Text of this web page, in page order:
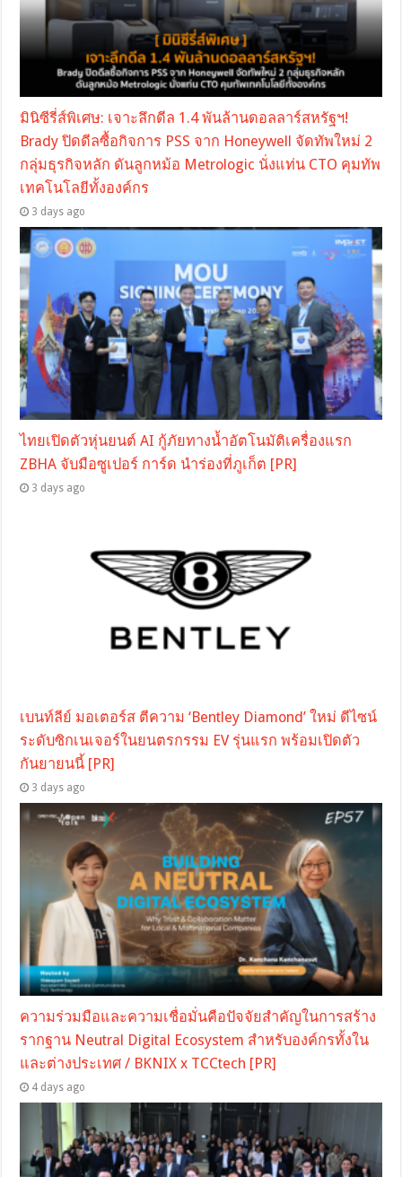
มินิซีรี่ส์พิเศษ: เจาะลึกดีล 1.4 พันล้านดอลลาร์สหรัฐฯ!
Brady ปิดดีลซื้อกิจการ PSS จาก Honeywell จัดทัพใหม่ 2
กลุ่มธุรกิจหลัก ดันลูกหม้อ Metrologic นั่งแท่น CTO คุมทัพ
เทคโนโลยีทั้งองค์กร
3 days ago
ไทยเปิดตัวหุ่นยนต์ AI กู้ภัยทางน้ำอัตโนมัติเครื่องแรก
ZBHA จับมือซูเปอร์ การ์ด นำร่องที่ภูเก็ต [PR]
3 days ago
เบนท์ลีย์ มอเตอร์ส ตีความ ‘Bentley Diamond’ ใหม่ ดีไซน์
ระดับซิกเนเจอร์ในยนตรกรรม EV รุ่นแรก พร้อมเปิดตัว
กันยายนนี้ [PR]
3 days ago
ความร่วมมือและความเชื่อมั่นคือปัจจัยสำคัญในการสร้าง
รากฐาน Neutral Digital Ecosystem สำหรับองค์กรทั้งใน
และต่างประเทศ / BKNIX x TCCtech [PR]
4 days ago